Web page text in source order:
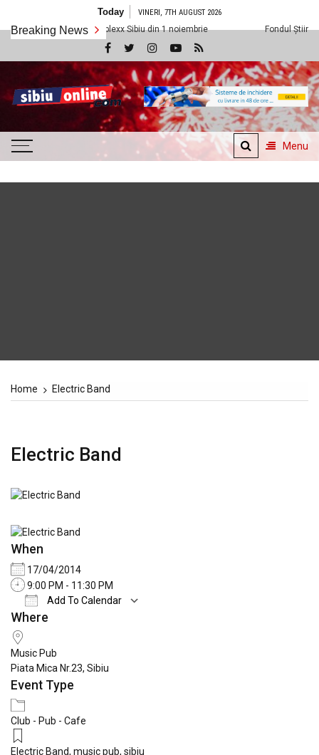
content
Today VINERI, 7TH AUGUST 2026
Breaking News
Cineplexx Sibiu din 1 noiembrie Fondul Științescu revine cu
SibiuOnline.com
… locatii si evenimente din
Sibiu!!!
Menu
Home Electric Band
Electric Band
When
17/04/2014
9:00 PM - 11:30 PM
Add To Calendar
Download ICS
Where
Music Pub
Piata Mica Nr.23, Sibiu
Event Type
Club - Pub - Cafe
Electric Band, music pub, sibiu